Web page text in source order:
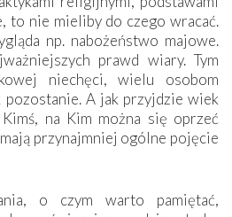
to nie mieliby do czego wracać.
np. nabożeństwo majowe.
prawd wiary. Tym
niechęci, wielu osobom
pozostanie. A jak przyjdzie wiek
na Kim można się oprzeć
przynajmniej ogólne pojęcie
o czym warto pamiętać,